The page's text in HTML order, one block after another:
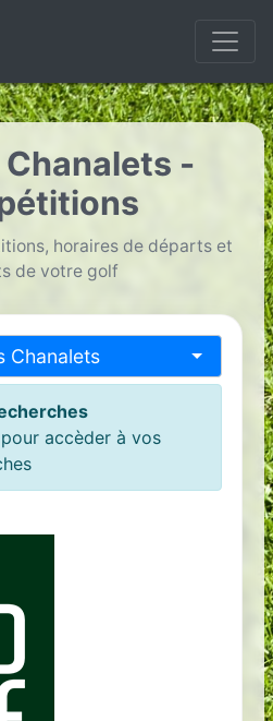
-
horaires de départs et
de votre golf
Chanalets
accèder à vos